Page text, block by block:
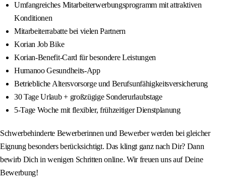
Umfangreiches Mitarbeiterwerbungsprogramm mit attraktiven
Konditionen
Mitarbeiterrabatte bei vielen Partnern
Korian Job Bike
Korian-Benefit-Card für besondere Leistungen
Humanoo Gesundheits-App
Betriebliche Altersvorsorge und Berufsunfähigkeitsversicherung
30 Tage Urlaub + großzügige Sonderurlaubstage
5-Tage Woche mit flexibler, frühzeitiger Dienstplanung
Schwerbehinderte Bewerberinnen und Bewerber werden bei gleicher
Eignung besonders berücksichtigt. Das klingt ganz nach Dir? Dann
bewirb Dich in wenigen Schritten online. Wir freuen uns auf Deine
Bewerbung!